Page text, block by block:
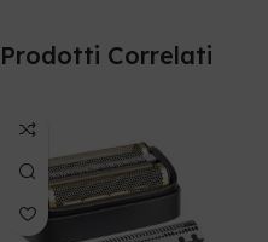
Prodotti Correlati